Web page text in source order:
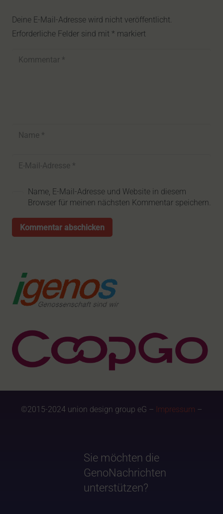
Deine E-Mail-Adresse wird nicht veröffentlicht.
Erforderliche Felder sind mit * markiert
Name, E-Mail-Adresse und Website in diesem
Browser für meinen nächsten Kommentar speichern.
Kommentar abschicken
©2015-2024 union design group eG – Impressum –
Sie möchten die
GenoNachrichten
unterstützen?